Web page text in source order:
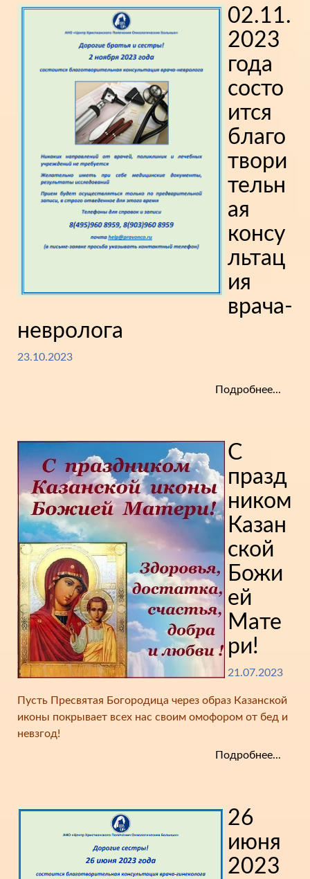
02.11.
2023
года
состо
ится
благо
твори
тельн
ая
консу
льтац
ия
врача-
невролога
23.10.2023
Подробнее...
С
празд
ником
Казан
ской
Божи
ей
Мате
ри!
21.07.2023
Пусть Пресвятая Богородица через образ Казанской
иконы покрывает всех нас своим омофором от бед и
невзгод!
Подробнее...
26
июня
2023